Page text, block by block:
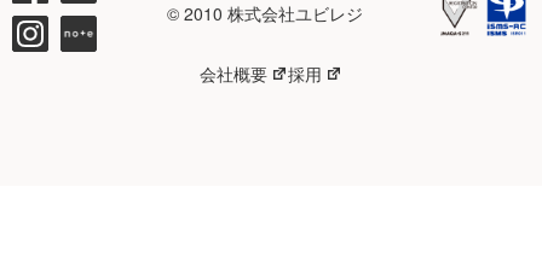
© 2010 株式会社ユビレジ
会社概要 採用